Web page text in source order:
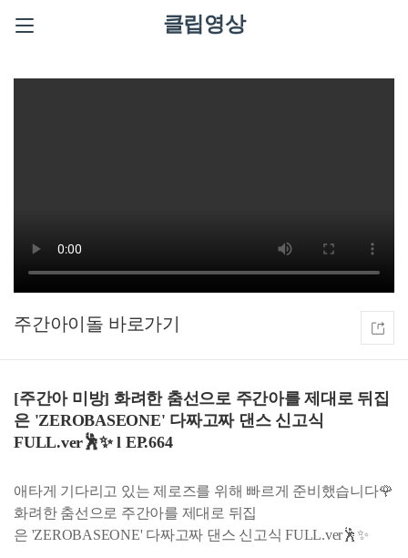
클립영상
주간아이돌
[주간아 미방] 화려한 춤선으로 주간아를 제대로 뒤집
은 'ZEROBASEONE' 다짜고짜 댄스 신고식
FULL.ver🕺✨ l EP.664
애타게 기다리고 있는 제로즈를 위해 빠르게 준비했습니다🌹
화려한 춤선으로 주간아를 제대로 뒤집
은 'ZEROBASEONE' 다짜고짜 댄스 신고식 FULL.ver🕺✨